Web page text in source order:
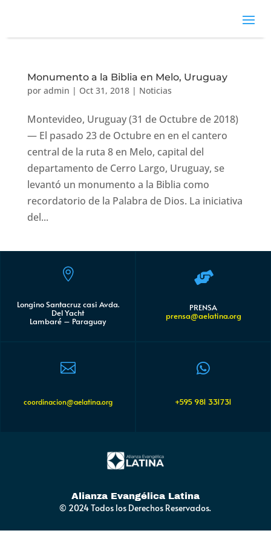
Monumento a la Biblia en Melo, Uruguay
por admin | Oct 31, 2018| Noticias
Montevideo, Uruguay (31 de Octubre de 2018)
— El pasado 23 de Octubre en en el cantero
central de la ruta 8 en Melo, capital del
departamento de Cerro Largo, Uruguay, se
levantó un monumento a la Biblia como
recordatorio de la Palabra de Dios. La iniciativa
del...

Longino Santacruz casi Avda.
Del Yacht
Lambaré – Paraguay

coordinacion@aelatina.org

PRENSA
prensa@aelatina.org

+595 981 331731
Alianza Evangélica Latina
© 2024 Todos los Derechos Reservados.